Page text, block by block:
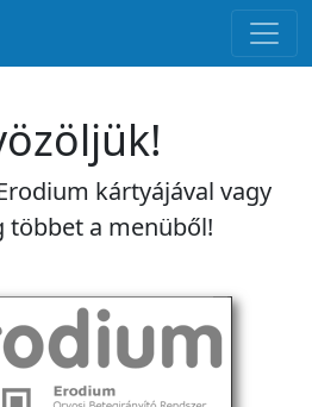
kártyájával vagy
többet a menüből!